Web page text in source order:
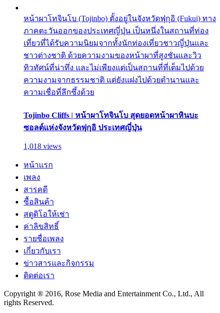
หน้าผาโทจินโบ (Tojinbo) ตั้งอยู่ในจังหวัดฟุกุอิ (Fukui) ทาง
ภาคตะวันออกของประเทศญี่ปุ่น เป็นหนึ่งในสถานที่ท่อง
เที่ยวที่ได้รับความนิยมจากทั้งนักท่องเที่ยวชาวญี่ปุ่นและ
ชาวต่างชาติ ด้วยความงามของหน้าผาที่สูงชันและวิว
ทิวทัศน์ที่น่าทึ่ง และไม่เพียงแต่เป็นสถานที่ที่เต็มไปด้วย
ความงามจากธรรมชาติ แต่ยังแฝงไปด้วยตำนานและ
ความเชื่อที่ลึกซึ้งด้วย
Tojinbo Cliffs | หน้าผาโทจินโบ สุดยอดหน้าผาหินบะ
ซอลต์แห่งจังหวัดฟุกุอิ ประเทศญี่ปุ่น
1,018 views
หน้าแรก
เพลง
สารคดี
ซื้อสินค้า
สตูดิโอให้เช่า
ค่าลิขสิทธิ์
รายชื่อเพลง
เกี่ยวกับเรา
ข่าวสารและกิจกรรม
ติดต่อเรา
Copyright ® 2016, Rose Media and Entertainment Co., Ltd., All
rights Reserved.